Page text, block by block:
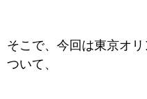
そこで、今回は東京オ
ついて、